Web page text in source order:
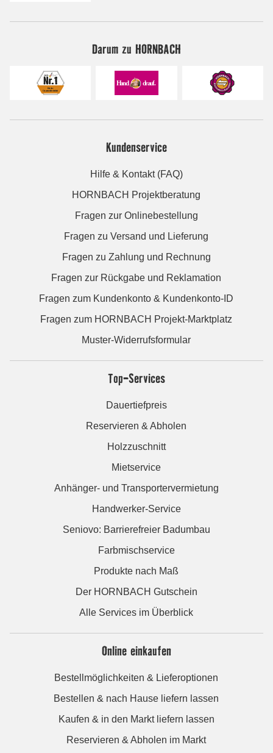
Darum zu HORNBACH
Kundenservice
Hilfe & Kontakt (FAQ)
HORNBACH Projektberatung
Fragen zur Onlinebestellung
Fragen zu Versand und Lieferung
Fragen zu Zahlung und Rechnung
Fragen zur Rückgabe und Reklamation
Fragen zum Kundenkonto & Kundenkonto-ID
Fragen zum HORNBACH Projekt-Marktplatz
Muster-Widerrufsformular
Top-Services
Dauertiefpreis
Reservieren & Abholen
Holzzuschnitt
Mietservice
Anhänger- und Transportervermietung
Handwerker-Service
Seniovo: Barrierefreier Badumbau
Farbmischservice
Produkte nach Maß
Der HORNBACH Gutschein
Alle Services im Überblick
Online einkaufen
Bestellmöglichkeiten & Lieferoptionen
Bestellen & nach Hause liefern lassen
Kaufen & in den Markt liefern lassen
Reservieren & Abholen im Markt